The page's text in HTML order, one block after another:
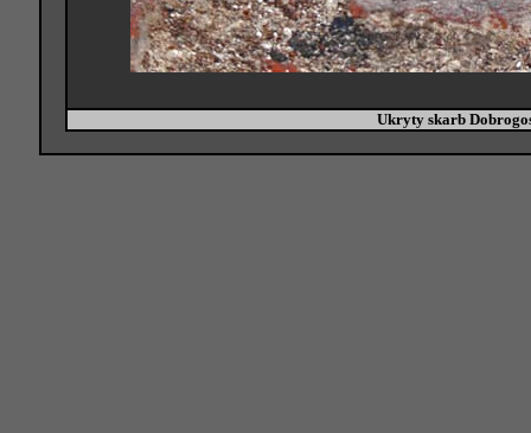
Ukryty skarb